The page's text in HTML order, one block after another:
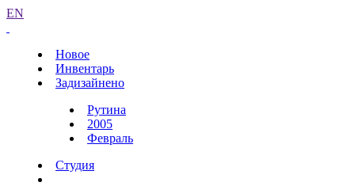
EN
Новое
Инвентарь
Задизайнено
Рутина
2005
Февраль
Студия